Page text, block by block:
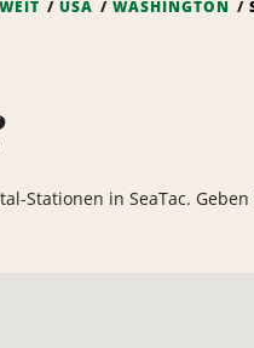
USA WASHINGTON
Stationen in SeaTac.